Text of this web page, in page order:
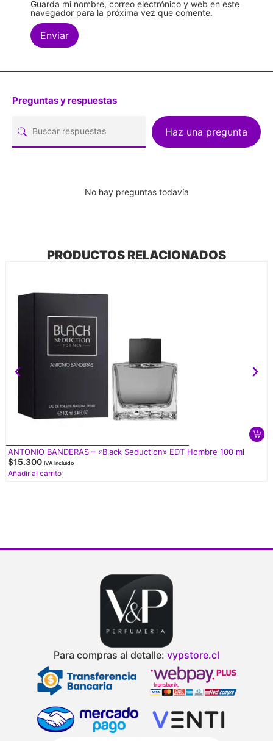
Guarda mi nombre, correo electrónico y web en este
navegador para la próxima vez que comente.
Preguntas y respuestas
Haz una pregunta
No hay preguntas todavía
PRODUCTOS RELACIONADOS
ANTONIO BANDERAS – «Black Seduction» EDT Hombre 100 ml
$15.300 IVA Incluido
Añadir al carrito
Para compras al detalle: vypstore.cl